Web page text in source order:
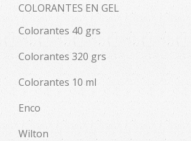
COLORANTES EN GEL
Colorantes 40 grs
Colorantes 320 grs
Colorantes 10 ml
Enco
Wilton